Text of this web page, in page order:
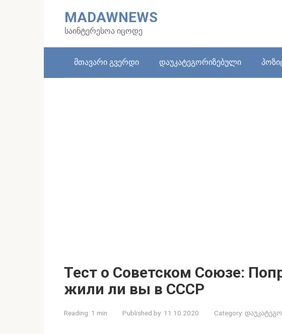
MADAWNEWS
საინტერესოა იცოდე
მთავარი გვერდი დაუკატეგორიზებული
Тест о Советском Союзе:
жили ли вы в СССР
Reading: 1 min Published by: 11.10.2020 Category: